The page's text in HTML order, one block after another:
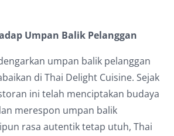
Umpan Balik Pelanggan
umpan balik pelanggan
di Thai Delight Cuisine. Sejak
ini telah menciptakan budaya
merespon umpan balik
rasa autentik tetap utuh, Thai